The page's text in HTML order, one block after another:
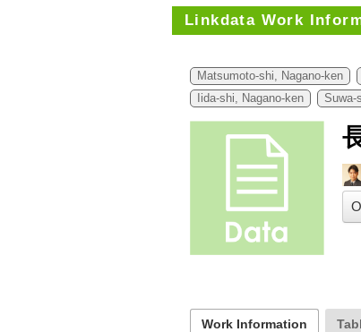
Linkdata Work
Matsumoto-shi, Nagano-ken
Iida-shi, Nagano-ken
Suwa-
Work Information